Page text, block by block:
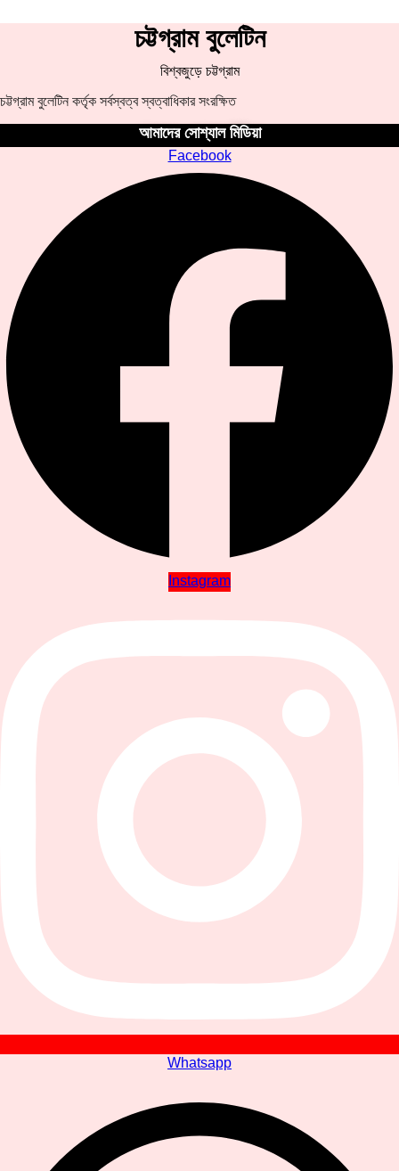
চট্টগ্রাম বুলেটিন
বিশ্বজুড়ে চট্টগ্রাম
চট্টগ্রাম বুলেটিন কর্তৃক সর্বস্বত্ব স্বত্বাধিকার সংরক্ষিত
আমাদের সোশ্যাল মিডিয়া
Facebook
Instagram
Whatsapp